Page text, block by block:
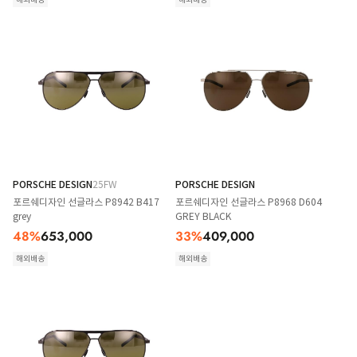
PORSCHE DESIGN25FW
포르쉐디자인 선글라스 P8942 B417
grey
48%653,000
해외배송
PORSCHE DESIGN
포르쉐디자인 선글라스 P8968 D604
GREY BLACK
33%409,000
해외배송